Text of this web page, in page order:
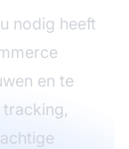
nodig heeft
en te